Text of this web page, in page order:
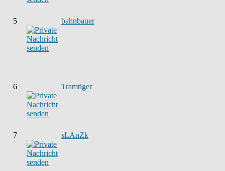
5 bahnbauer
6 Tramtiger
7 sLAnZk